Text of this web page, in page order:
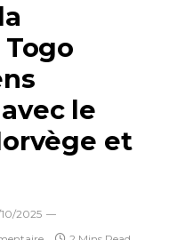
le
et
2025